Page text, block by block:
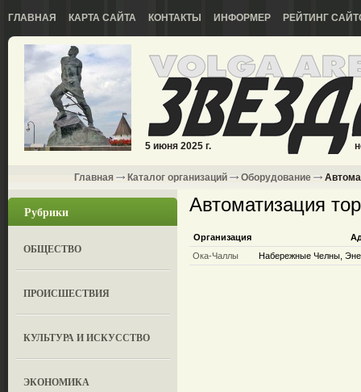
ГЛАВНАЯ КАРТА САЙТА КОНТАКТЫ ИНФОРМЕР РЕЙТИНГ
5 июня 2025 г.
Главная Каталог организаций Оборудование
Рубрики
ОБЩЕСТВО
ПРОИСШЕСТВИЯ
КУЛЬТУРА И ИСКУССТВО
ЭКОНОМИКА
Автоматизация
Организация
Ока-Чаллы
Набережные Челны,